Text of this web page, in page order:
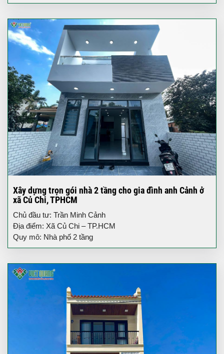
Xây dựng trọn gói nhà 2 tầng cho gia đình anh Cảnh ở
xã Củ Chi, TPHCM
Chủ đầu tư: Trần Minh Cảnh
Địa điểm: Xã Củ Chi – TP.HCM
Quy mô: Nhà phố 2 tầng